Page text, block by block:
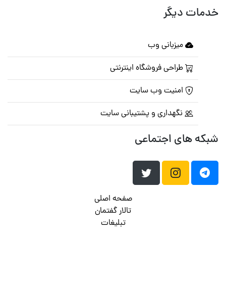
خدمات دیگر
میزبانی وب
طراحی فروشگاه اینترنتی
امنیت وب سایت
نگهداری و پشتیبانی سایت
شبکه های اجتماعی
صفحه اصلی
تالار گفتمان
تبلیغات